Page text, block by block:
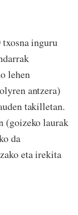
txosna inguru
lehen
antzera)
takilletan.
(goizeko laurak
da
eta irekita